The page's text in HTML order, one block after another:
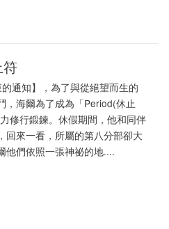
通知】，為了與從絕望而生的
，海爾為了成為「Period(休止
修行鍛鍊。休假期間，他和同伴
回來一看，所屬的第八分部卻大
他們依照一張神祕的地....